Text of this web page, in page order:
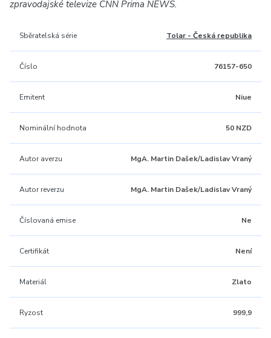
zpravodajské televize CNN Prima NEWS.
Sběratelská série Tolar - Česká republika
Číslo 76157-650
Emitent Niue
Nominální hodnota 50 NZD
Autor averzu MgA. Martin Dašek/Ladislav Vraný
Autor reverzu MgA. Martin Dašek/Ladislav Vraný
Číslovaná emise Ne
Certifikát Není
Materiál Zlato
Ryzost 999,9